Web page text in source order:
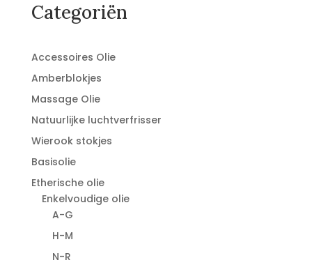
Categoriën
Accessoires Olie
Amberblokjes
Massage Olie
Natuurlijke luchtverfrisser
Wierook stokjes
Basisolie
Etherische olie
Enkelvoudige olie
A-G
H-M
N-R